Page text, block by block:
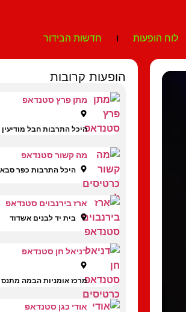
לוח הופעות חדשות הבידור
הופעות קרובות
מתן פרץ סטנדאפ
היכל התרבות חבל מודיעין
מה קשור סטנדאפ
היכל התרבות כפר סבא
ארז בירנבוים סטנדאפ
בית יד לבנים אשדוד
דניאל חן סטנדאפ
מרכז אומניות הבמה
אודי כגן סטנדאפ